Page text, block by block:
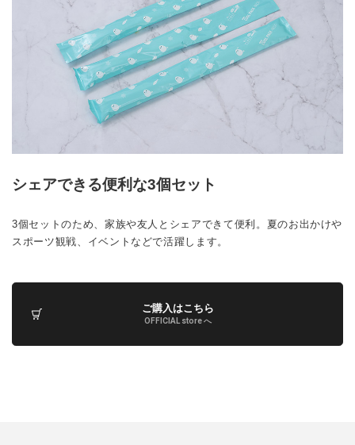
シェアできる便利な3個セット
3個セットのため、家族や友人とシェアできて便利。夏のお出かけや
スポーツ観戦、イベントなどで活躍します。
ご購入はこちら
OFFICIAL store へ